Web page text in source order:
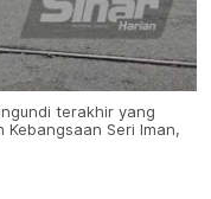
terakhir yang
Seri Iman,